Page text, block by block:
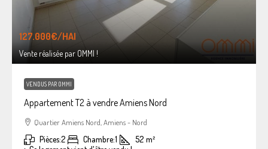
127.000€/HAI
Vente réalisée par OMMI !
VENDUS PAR OMMI
Appartement T2 à vendre Amiens Nord
Quartier Amiens Nord, Amiens - Nord
Pièces:2 Chambre:1 52 m²